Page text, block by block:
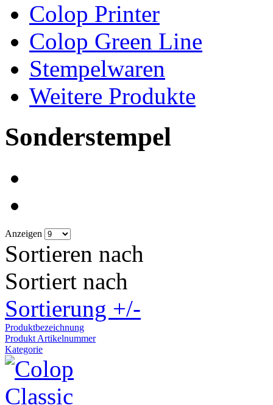
Colop Printer
Colop Green Line
Stempelwaren
Weitere Produkte
Sonderstempel
Anzeigen
Sortieren nach
Sortiert nach
Sortierung +/-
Produktbezeichnung
Produkt Artikelnummer
Kategorie